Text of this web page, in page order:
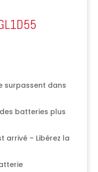
surpassent dans
batteries plus
arrivé – Libérez la